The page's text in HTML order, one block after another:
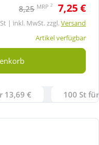
8,25 MRP 2 7,25 €
| inkl. MwSt. zzgl.Versand
Artikel verfügbar
13,69 € 100 St